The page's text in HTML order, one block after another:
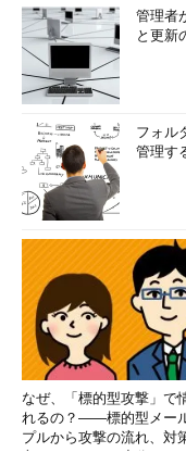
管理者
と更新
フォル
管理す
なぜ、「標的型攻撃」で
れるの？――標的型メー
プルから攻撃の流れ、対